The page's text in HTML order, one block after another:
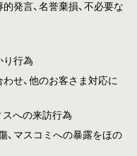
発言、名誉棄損、不必要な
り行為
せ、他のお客さま対応に
スへの来訪行為
、マスコミへの暴露をほの